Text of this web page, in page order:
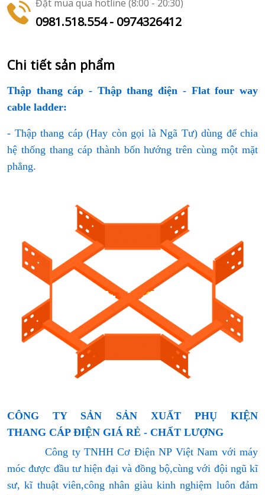
Đặt mua qua hotline (8:00 - 20:30)
0981.518.554 - 0974326412
Chi tiết sản phẩm
Thập thang cáp - Thập thang điện - Flat four way
cable ladder:
- Thập thang cáp (Hay còn gọi là Ngã Tư) dùng để chia
hệ thống thang cáp thành bốn hướng trên cùng một mặt
phẳng.
CÔNG TY SẢN SẢN XUẤT PHỤ KIỆN
THANG CÁP ĐIỆN GIÁ RẺ - CHẤT LƯỢNG
Công ty TNHH Cơ Điện NP Việt Nam với máy
móc được đầu tư hiện đại và đồng bộ,cùng với đội ngũ kĩ
sư, kĩ thuật viên,công nhân giàu kinh nghiệm luôn đảm